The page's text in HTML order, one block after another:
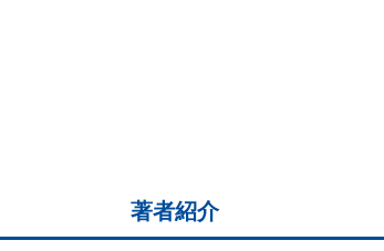
著者紹介